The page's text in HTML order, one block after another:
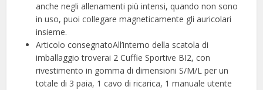
anche negli allenamenti più intensi, quando non sono
in uso, puoi collegare magneticamente gli auricolari
insieme.
Articolo consegnatoAll’interno della scatola di
imballaggio troverai 2 Cuffie Sportive BI2, con
rivestimento in gomma di dimensioni S/M/L per un
totale di 3 paia, 1 cavo di ricarica, 1 manuale utente